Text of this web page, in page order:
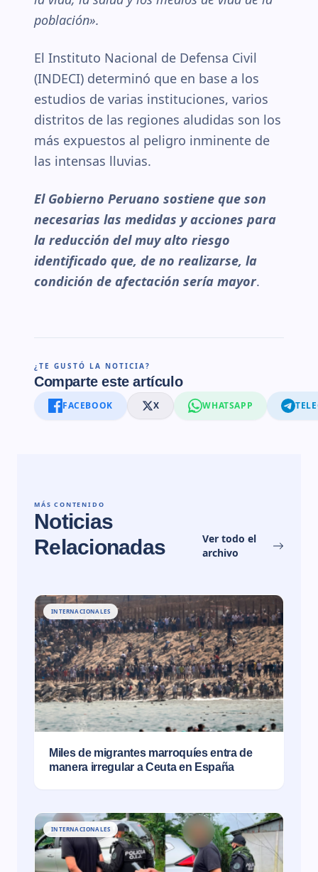
población».
El Instituto Nacional de Defensa Civil
(INDECI) determinó que en base a los
estudios de varias instituciones, varios
distritos de las regiones aludidas son los
más expuestos al peligro inminente de
las intensas lluvias.
El Gobierno Peruano sostiene que son
necesarias las medidas y acciones para
la reducción del muy alto riesgo
identificado que, de no realizarse, la
condición de afectación sería mayor.
¿TE GUSTÓ LA NOTICIA?
Comparte este artículo
FACEBOOK X WHATSAPP
MÁS CONTENIDO
Noticias
Relacionadas
Ver todo el
archivo
INTERNACIONALES
Miles de migrantes marroquíes entra de
manera irregular a Ceuta en España
INTERNACIONALES